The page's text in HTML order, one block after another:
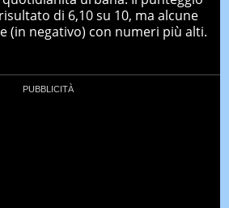
di 6,10 su 10, ma alcune
(in negativo) con numeri più alti.